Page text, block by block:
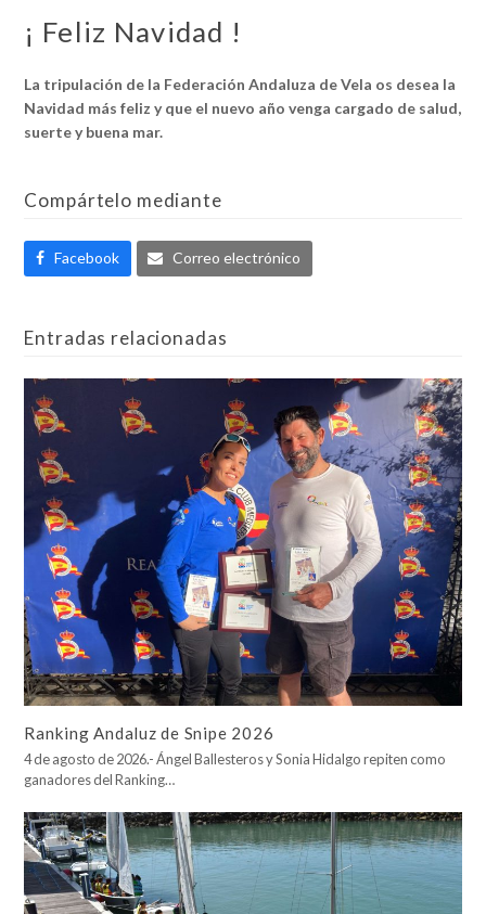
¡ Feliz Navidad !
La tripulación de la Federación Andaluza de Vela os desea la
Navidad más feliz y que el nuevo año venga cargado de salud,
suerte y buena mar.
Compártelo mediante
Facebook Correo electrónico
Entradas relacionadas
Ranking Andaluz de Snipe 2026
4 de agosto de 2026.- Ángel Ballesteros y Sonia Hidalgo repiten como
ganadores del Ranking…